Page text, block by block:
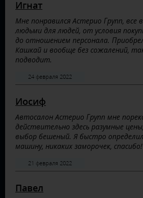
Игнат
Мне понравился Астерио Групп, все
людьми для людей, от условия
до отношением персонала.
Кашкай и вообще без сожалений,
подводит.
24 февраля 2022
Иосиф
Автосалон Астерио Групп мне
действительно здесь разумные
выбор бешеный. Я быстро
машину, никаких заморочек, спасибо!
21 февраля 2022
Павел